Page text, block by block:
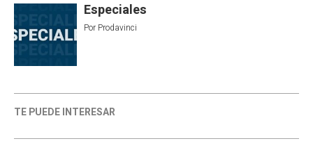
Especiales
Por Prodavinci
TE PUEDE INTERESAR